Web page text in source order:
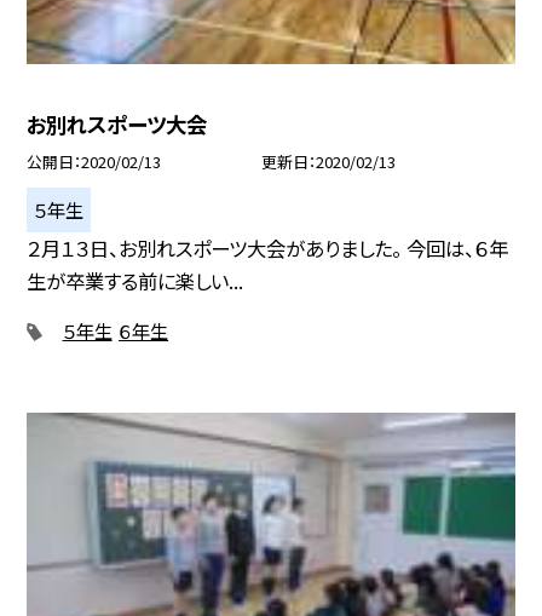
お別れスポーツ大会
公開日 2020/02/13 更新日 2020/02/13
５年生
２月１３日、お別れスポーツ大会がありました。 今回は、６年
生が卒業する前に楽しい...
５年生 ６年生